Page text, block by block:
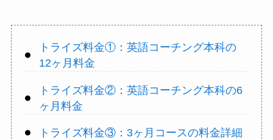
トライズ料金①：英語コーチング本科の
12ヶ月料金
トライズ料金②：英語コーチング本科の6
ヶ月料金
トライズ料金③：3ヶ月コースの料金詳細